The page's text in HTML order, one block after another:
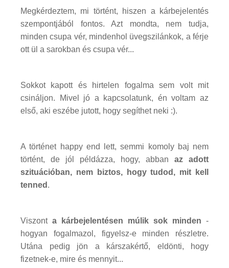
Megkérdeztem, mi történt, hiszen a kárbejelentés
szempontjából fontos. Azt mondta, nem tudja,
minden csupa vér, mindenhol üvegszilánkok, a férje
ott ül a sarokban és csupa vér...
Sokkot kapott és hirtelen fogalma sem volt mit
csináljon. Mivel jó a kapcsolatunk, én voltam az
első, aki eszébe jutott, hogy segíthet neki :).
A történet happy end lett, semmi komoly baj nem
történt, de jól példázza, hogy, abban az adott
szituációban, nem biztos, hogy tudod, mit kell
tenned .
Viszont a kárbejelentésen múlik sok minden -
hogyan fogalmazol, figyelsz-e minden részletre.
Utána pedig jön a kárszakértő, eldönti, hogy
fizetnek-e, mire és mennyit...